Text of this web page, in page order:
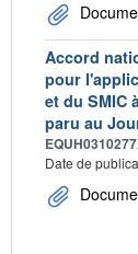
Accord
pour
et du SMIC
paru au
Date de